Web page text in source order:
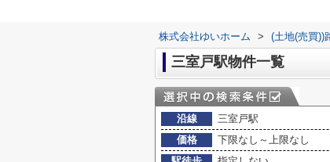
株式会社ゆいホーム > (土地(売買))
三室戸駅物件一覧
沿線
三室戸駅
価格
下限なし～上限なし